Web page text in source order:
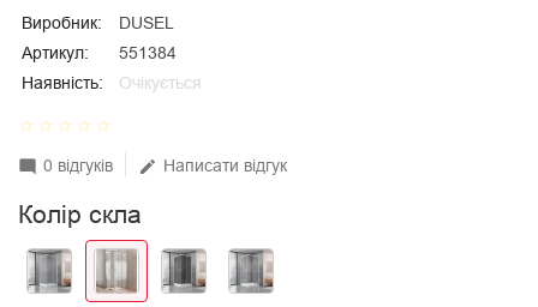
Виробник:
DUSEL
Артикул:
551384
Наявність:
Очікується
star_border star_border star_border star_border star_border
mode_comment 0 відгуків edit Написати відгук
Колір скла